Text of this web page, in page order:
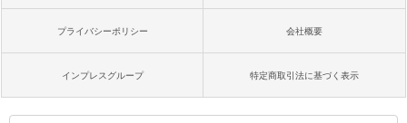
プライバシーポリシー 会社概要
インプレスグループ 特定商取引法に基づく表示